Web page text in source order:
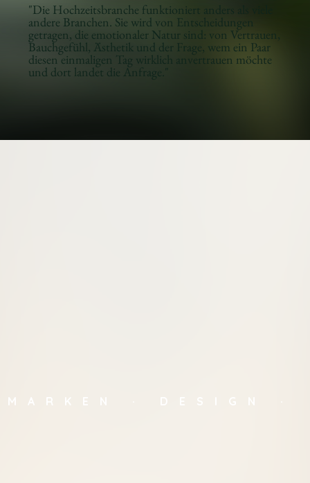
"Die Hochzeitsbranche funktioniert anders als viele
andere Branchen. Sie wird von Entscheidungen
getragen, die emotionaler Natur sind: von Vertrauen,
Bauchgefühl, Ästhetik und der Frage, wem ein Paar
diesen einmaligen Tag wirklich anvertrauen möchte
und dort landet die Anfrage."
MARKEN · DESIGN ·